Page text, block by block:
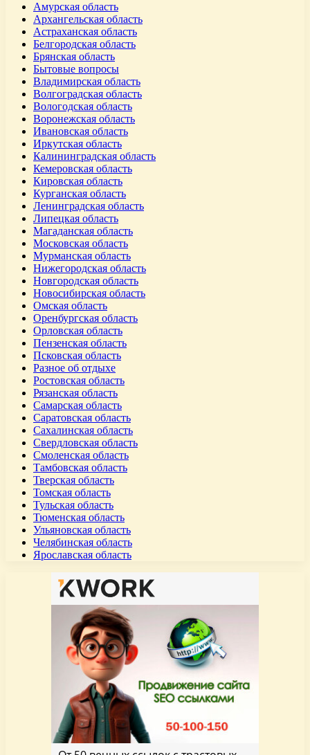
Амурская область
Архангельская область
Астраханская область
Белгородская область
Брянская область
Бытовые вопросы
Владимирская область
Волгоградская область
Вологодская область
Воронежская область
Ивановская область
Иркутская область
Калининградская область
Кемеровская область
Кировская область
Курганская область
Ленинградская область
Липецкая область
Магаданская область
Московская область
Мурманская область
Нижегородская область
Новгородская область
Новосибирская область
Омская область
Оренбургская область
Орловская область
Пензенская область
Псковская область
Разное об отдыхе
Ростовская область
Рязанская область
Самарская область
Саратовская область
Сахалинская область
Свердловская область
Смоленская область
Тамбовская область
Тверская область
Томская область
Тульская область
Тюменская область
Ульяновская область
Челябинская область
Ярославская область